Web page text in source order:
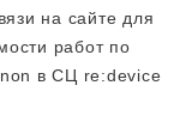
на сайте для
работ по
в СЦ re:device